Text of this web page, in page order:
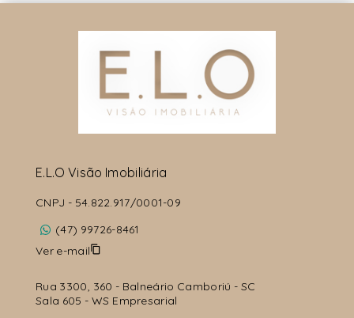
E.L.O Visão Imobiliária
CNPJ - 54.822.917/0001-09
(47) 99726-8461
Ver e-mail
Rua 3300, 360 - Balneário Camboriú - SC
Sala 605 - WS Empresarial